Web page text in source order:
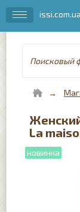
issi.com.ua
Поисковый
La